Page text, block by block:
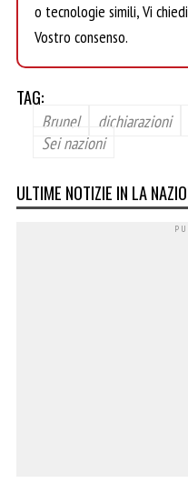
o tecnologie simili, Vi
Vostro consenso.
TAG:
Brunel dichiarazioni
Sei nazioni
ULTIME NOTIZIE IN LA